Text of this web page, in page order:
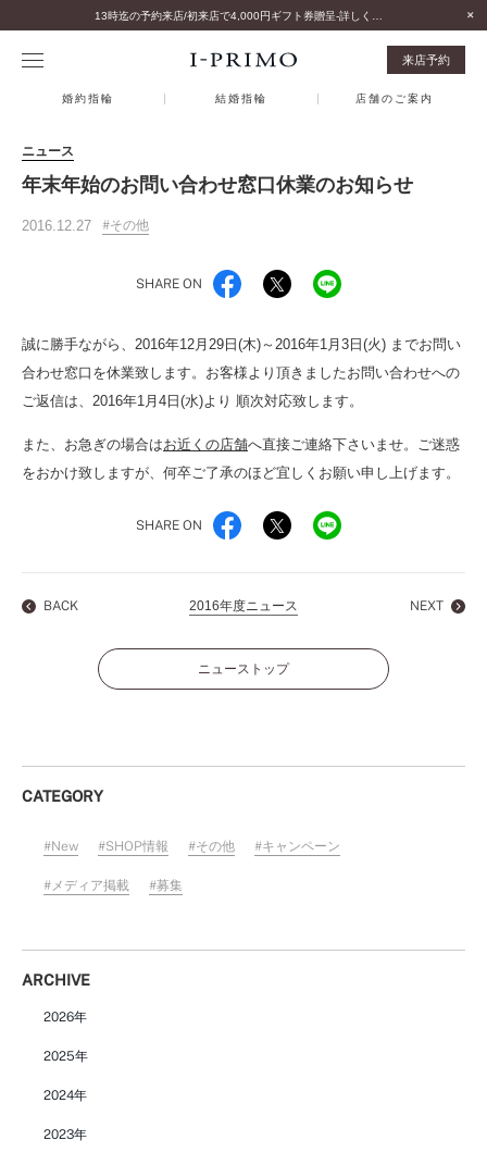
来店予約
婚約指輪 結婚指輪 店舗のご案内
ニュース
年末年始のお問い合わせ窓口休業のお知らせ
2016.12.27 その他
SHARE ON
誠に勝手ながら、 2016年12月29日(木)～2016年1月3日(火) までお問い
合わせ窓口を休業致します。お客様より頂きましたお問い合わせへの
ご返信は、 2016年1月4日(水)より 順次対応致します。
また、お急ぎの場合はお近くの店舗へ直接ご連絡下さいませ。ご迷惑
をおかけ致しますが、何卒ご了承のほど宜しくお願い申し上げます。
SHARE ON
BACK 2016年度ニュース NEXT
ニューストップ
CATEGORY
New SHOP情報 その他 キャンペーン
メディア掲載 募集
ARCHIVE
2026年
2025年
2024年
2023年